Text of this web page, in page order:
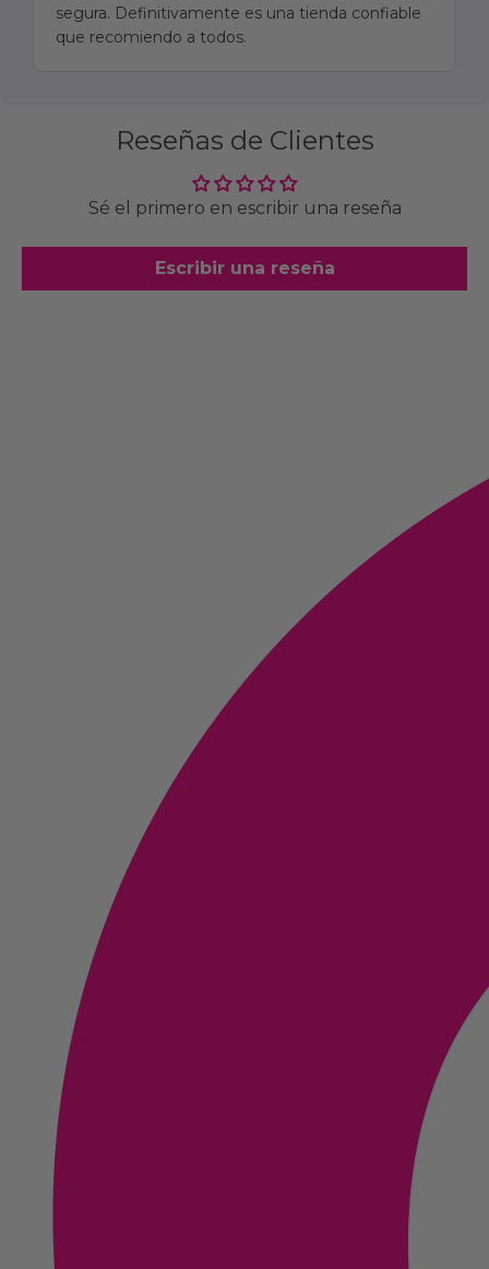
segura. Definitivamente es una tienda confiable
que recomiendo a todos.
Reseñas de Clientes
Sé el primero en escribir una reseña
Escribir una reseña